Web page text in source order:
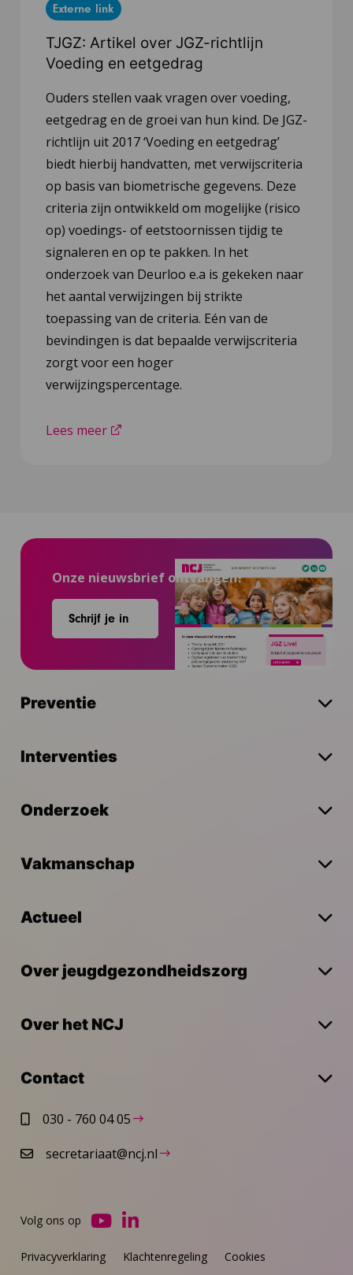
Externe link
TJGZ: Artikel over JGZ-richtlijn
Voeding en eetgedrag
Ouders stellen vaak vragen over voeding,
eetgedrag en de groei van hun kind. De JGZ-
richtlijn uit 2017 ‘Voeding en eetgedrag’
biedt hierbij handvatten, met verwijscriteria
op basis van biometrische gegevens. Deze
criteria zijn ontwikkeld om mogelijke (risico
op) voedings- of eetstoornissen tijdig te
signaleren en op te pakken. In het
onderzoek van Deurloo e.a is gekeken naar
het aantal verwijzingen bij strikte
toepassing van de criteria. Eén van de
bevindingen is dat bepaalde verwijscriteria
zorgt voor een hoger
verwijzingspercentage.
Lees meer
Onze nieuwsbrief ontvangen?
Schrijf je in
Preventie
Interventies
Onderzoek
Vakmanschap
Actueel
Over jeugdgezondheidszorg
Over het NCJ
Contact
030 - 760 04 05
secretariaat@ncj.nl
Privacyverklaring Klachtenregeling Cookies
Volg ons op
Ga
YouTube
Ga